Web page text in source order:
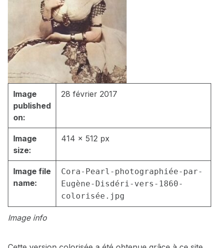
Image info
Image
published
on:
28 février 2017
Image
size:
414 × 512 px
Image file
name:
Cora-Pearl-photographiée-par-
Eugène-Disdéri-vers-1860-
colorisée.jpg